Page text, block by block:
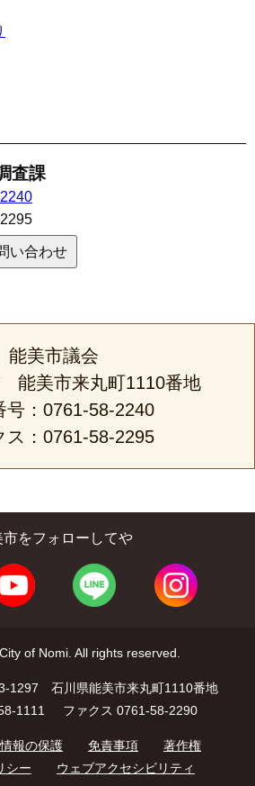
査課
い合わせ
能美市議会
能美市来丸町1110番地
号：0761-58-2240
ス：0761-58-2295
市をフォローしてや
of Nomi. All rights reserved.
1297 石川県能美市来丸町1110番地
1111
ファクス 0761-58-2290
報の保護 免責事項
著作権
シー
ウェブアクセシビリティ